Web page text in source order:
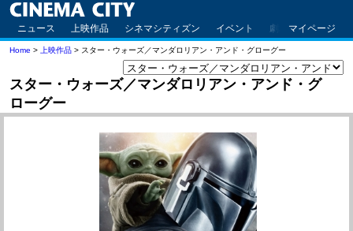
ニュース 上映作品 シネマシティズン イベント 劇場案内 アク
マイページ
Home > 上映作品 > スター・ウォーズ／マンダロリアン・アンド・グローグー
スター・ウォーズ／マンダロリアン・アンド・グ
ローグー